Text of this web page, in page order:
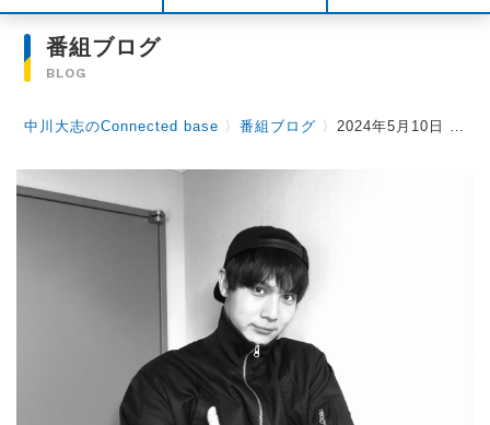
番組ブログ
BLOG
中川大志のConnected base 〉番組ブログ 〉2024年5月10日 Vol.163